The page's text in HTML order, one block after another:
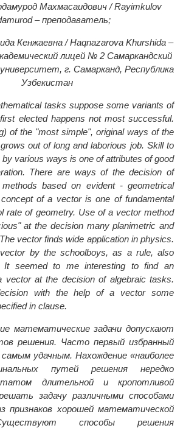
Махмасаидович / Rayimkulov
– преподаватель;
Кенжаевна / Haqnazarova Khurshida –
лицей № 2 Самаркандский
г. Самарканд, Республика
Узбекистан
tasks suppose some variants of
elected happens not most successful.
of the "most simple", original ways of the
out of long and laborious job. Skill to
various ways is one of attributes of good
There are ways of the decision of
based on evident - geometrical
of a vector is one of fundamental
rate of geometry. Use of a vector method
at the decision many planimetric and
vector finds wide application in physics.
by the schoolboys, as a rule, also
seemed to me interesting to find an
vector at the decision of algebraic tasks.
with the help of a vector some
in clause.
математические задачи допускают
решения. Часто первый избранный
удачным. Нахождение «наиболее
путей решения нередко
длительной и кропотливой
задачу различными способами
признаков хорошей математической
способы решения